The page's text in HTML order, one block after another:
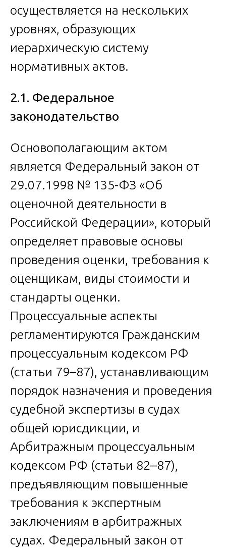
осуществляется на нескольких
уровнях, образующих
иерархическую систему
нормативных актов.
2.1. Федеральное
законодательство
Основополагающим актом
является Федеральный закон от
29.07.1998 № 135-ФЗ «Об
оценочной деятельности в
Российской Федерации», который
определяет правовые основы
проведения оценки, требования к
оценщикам, виды стоимости и
стандарты оценки.
Процессуальные аспекты
регламентируются Гражданским
процессуальным кодексом РФ
(статьи 79–87), устанавливающим
порядок назначения и проведения
судебной экспертизы в судах
общей юрисдикции, и
Арбитражным процессуальным
кодексом РФ (статьи 82–87),
предъявляющим повышенные
требования к экспертным
заключениям в арбитражных
судах. Федеральный закон от